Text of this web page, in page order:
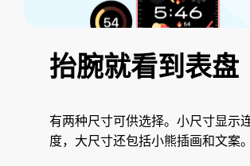
抬腕就看到表盘
有两种尺寸可供选择。小尺寸显示
度，大尺寸还包括小熊插画和文案。